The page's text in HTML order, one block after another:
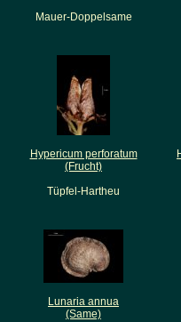
Mauer-Doppelsame
Hypericum perforatum
(Frucht)
Tüpfel-Hartheu
Lunaria annua
(Same)